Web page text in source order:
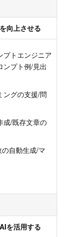
向上させる
プトエンジニア
ンプト例/見出
ングの支援/問
成/既存文章の
自動生成/マ
を活用する